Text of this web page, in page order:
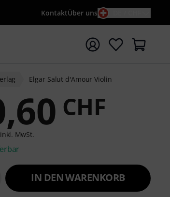
KontaktÜber uns
{searchTerm} starten
Elgar Salut d'Amour Violin
CHF
MwSt.
IN DEN WARENKORB